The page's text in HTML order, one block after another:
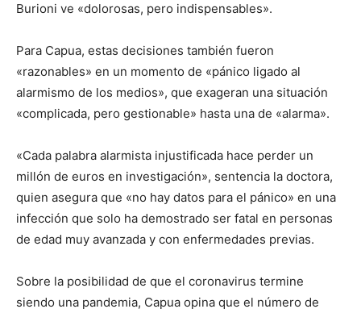
Burioni ve «dolorosas, pero indispensables».
Para Capua, estas decisiones también fueron
«razonables» en un momento de «pánico ligado al
alarmismo de los medios», que exageran una situación
«complicada, pero gestionable» hasta una de «alarma».
«Cada palabra alarmista injustificada hace perder un
millón de euros en investigación», sentencia la doctora,
quien asegura que «no hay datos para el pánico» en una
infección que solo ha demostrado ser fatal en personas
de edad muy avanzada y con enfermedades previas.
Sobre la posibilidad de que el coronavirus termine
siendo una pandemia, Capua opina que el número de